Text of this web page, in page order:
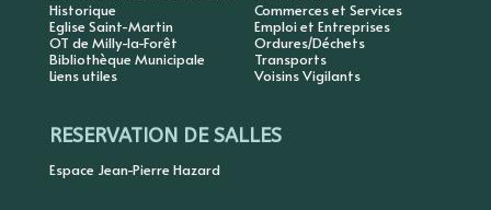
Historique
Eglise Saint-Martin
OT de Milly-la-Forêt
Bibliothèque Municipale
Liens utiles
Commerces et Services
Emploi et Entreprises
Ordures/Déchets
Transports
Voisins Vigilants
RESERVATION DE SALLES
Espace Jean-Pierre Hazard